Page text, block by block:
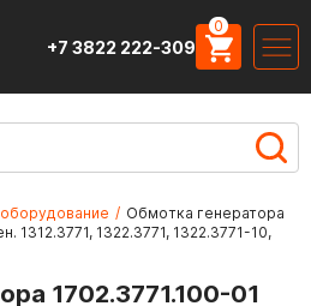
+7 3822 222-309
0
/ Обмотка генератора
1312.3771, 1322.3771, 1322.3771-10,
1702.3771.100-01